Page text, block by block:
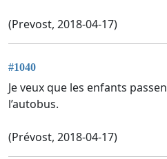
(Prevost, 2018-04-17)
#1040
Je veux que les enfants
l’autobus.
(Prévost, 2018-04-17)